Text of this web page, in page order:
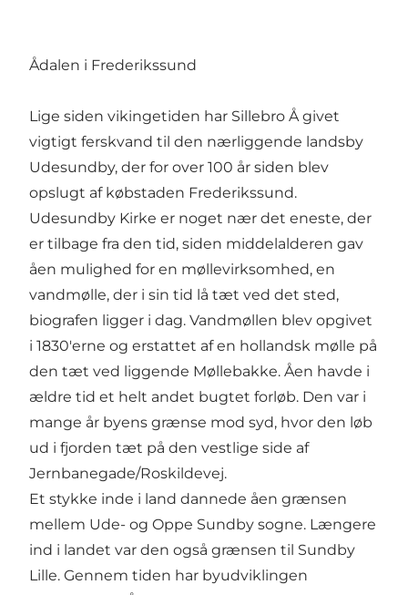
Ådalen i Frederikssund
Lige siden vikingetiden har Sillebro Å givet
vigtigt ferskvand til den nærliggende landsby
Udesundby, der for over 100 år siden blev
opslugt af købstaden Frederikssund.
Udesundby Kirke er noget nær det eneste, der
er tilbage fra den tid, siden middelalderen gav
åen mulighed for en møllevirksomhed, en
vandmølle, der i sin tid lå tæt ved det sted,
biografen ligger i dag. Vandmøllen blev opgivet
i 1830'erne og erstattet af en hollandsk mølle på
den tæt ved liggende Møllebakke. Åen havde i
ældre tid et helt andet bugtet forløb. Den var i
mange år byens grænse mod syd, hvor den løb
ud i fjorden tæt på den vestlige side af
Jernbanegade/Roskildevej.
Et stykke inde i land dannede åen grænsen
mellem Ude- og Oppe Sundby sogne. Længere
ind i landet var den også grænsen til Sundby
Lille. Gennem tiden har byudviklingen